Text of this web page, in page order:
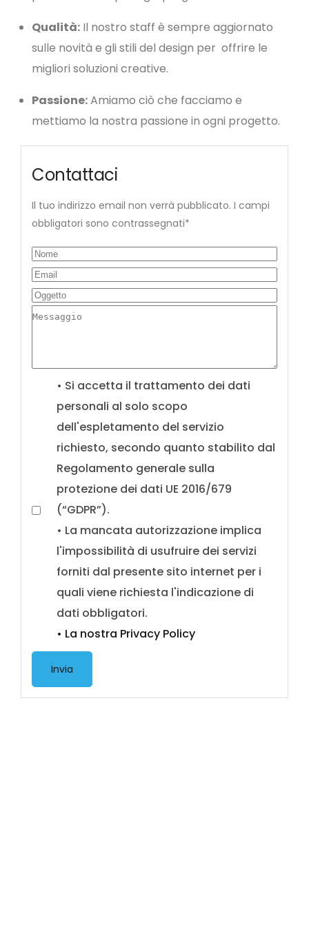
Qualità: Il nostro staff è sempre aggiornato
sulle novità e gli stili del design per offrire le
migliori soluzioni creative.
Passione:Amiamo ciò che facciamo e
mettiamo la nostra passione in ogni progetto.
Contattaci
Il tuo indirizzo email non verrà pubblicato. I campi
obbligatori sono contrassegnati*
• Si accetta il trattamento dei dati
personali al solo scopo
dell'espletamento del servizio
richiesto, secondo quanto stabilito dal
Regolamento generale sulla
protezione dei dati UE 2016/679
(“GDPR”).
• La mancata autorizzazione implica
l'impossibilità di usufruire dei servizi
forniti dal presente sito internet per i
quali viene richiesta l'indicazione di
dati obbligatori.
• La nostra Privacy Policy
Invia